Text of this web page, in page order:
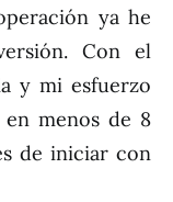
ya he
Con el
y mi esfuerzo
menos de 8
de iniciar con